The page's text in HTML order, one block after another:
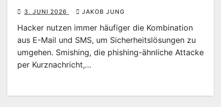
3. JUNI 2026 JAKOB JUNG
Hacker nutzen immer häufiger die Kombination
aus E-Mail und SMS, um Sicherheitslösungen zu
umgehen. Smishing, die phishing-ähnliche Attacke
per Kurznachricht,…